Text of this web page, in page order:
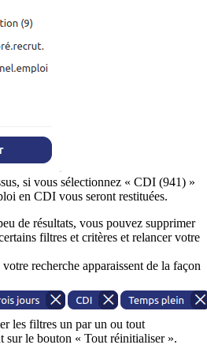
si vous sélectionnez « CDI (941) »
en CDI vous seront restituées.
de résultats, vous pouvez supprimer
filtres et critères et relancer votre
recherche apparaissent de la façon
les filtres un par un ou tout
sur le bouton « Tout réinitialiser ».